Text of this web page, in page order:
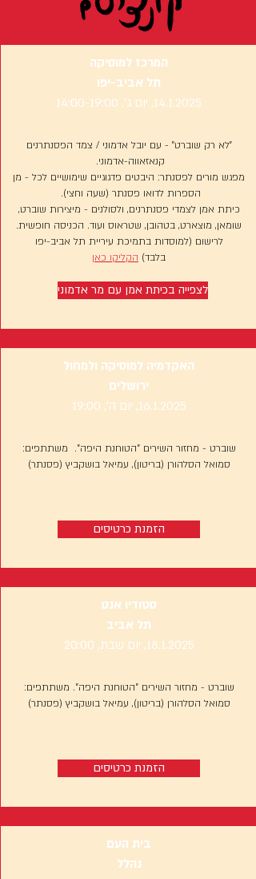
המרכז למוסיקה
תל אביב-יפו
14.1.2025, יום ג׳, 14:00-19:00
״לא רק שוברט״ - עם יובל אדמוני / צמד הפסנתרנים
קנאזאווה-אדמוני.
מפגש מורים לפסנתר: היבטים פדגוגיים שימושיים לכל - מן
הספרות לדואו פסנתר (שעה וחצי).
כיתת אמן לצמדי פסנתרנים, ולסולנים - מיצירות שוברט,
שומאן, מוצארט, בטהובן, שטראוס ועוד. ​ הכניסה חופשית.
לרישום (למוסדות בתמיכת עיריית תל אביב-יפו
בלבד) הקליקו כאן
לצפייה בכיתת אמן עם מר אדמוני
האקדמיה למוסיקה ולמחול
ירושלים
16.1.2025, יום ה׳, 19:00
שוברט - מחזור השירים "הטוחנת היפה". משתתפים:
סמואל הסלהורן (בריטון), עמיאל בושקביץ (פסנתר)
הזמנת כרטיסים
סטודיו אנט
תל אביב
18.1.2025, יום שבת, 20:00
שוברט - מחזור השירים "הטוחנת היפה". משתתפים:
סמואל הסלהורן (בריטון), עמיאל בושקביץ (פסנתר)
הזמנת כרטיסים
בית העם
נהלל